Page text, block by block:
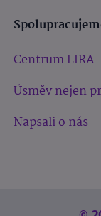
Centrum LIRA
Úsměv nejen
Napsali o nás